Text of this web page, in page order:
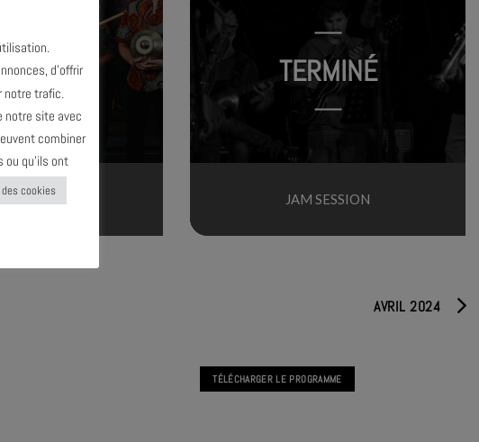
GUNDUL JAM SESSION
TERMINÉ
AVRIL 2024
TÉLÉCHARGER LE PROGRAMME
d’offrir
notre trafic.
notre site avec
combiner
ou qu’ils ont
des cookies